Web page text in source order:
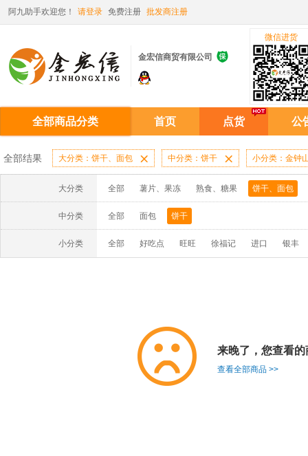
阿九助手欢迎您！ 请登录 免费注册 批发商注册
金宏信商贸有限公司 
微信进货
全部商品分类 首页 点货 公
全部结果 大分类：饼干、面包  中分类：饼干  小分类：金钟
大分类 全部 薯片、果冻 熟食、糖果 饼干、面包
中分类 全部 面包 饼干
小分类 全部 好吃点 旺旺 徐福记 进口 银丰
来晚了，您查看
查看全部商品 >>